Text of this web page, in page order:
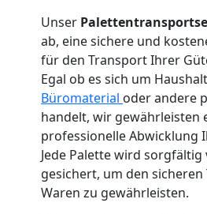
Unser
ab, eine sichere und
für den Transport Ihrer
Egal ob es sich um
Büromaterial oder andere
handelt, wir gewährleisten
professionelle Abwicklung
Jede Palette wird
gesichert, um den
Waren zu gewährleisten.